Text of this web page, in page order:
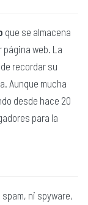
que se almacena
web. La
recordar su
Aunque mucha
desde hace 20
para la
ni spyware,